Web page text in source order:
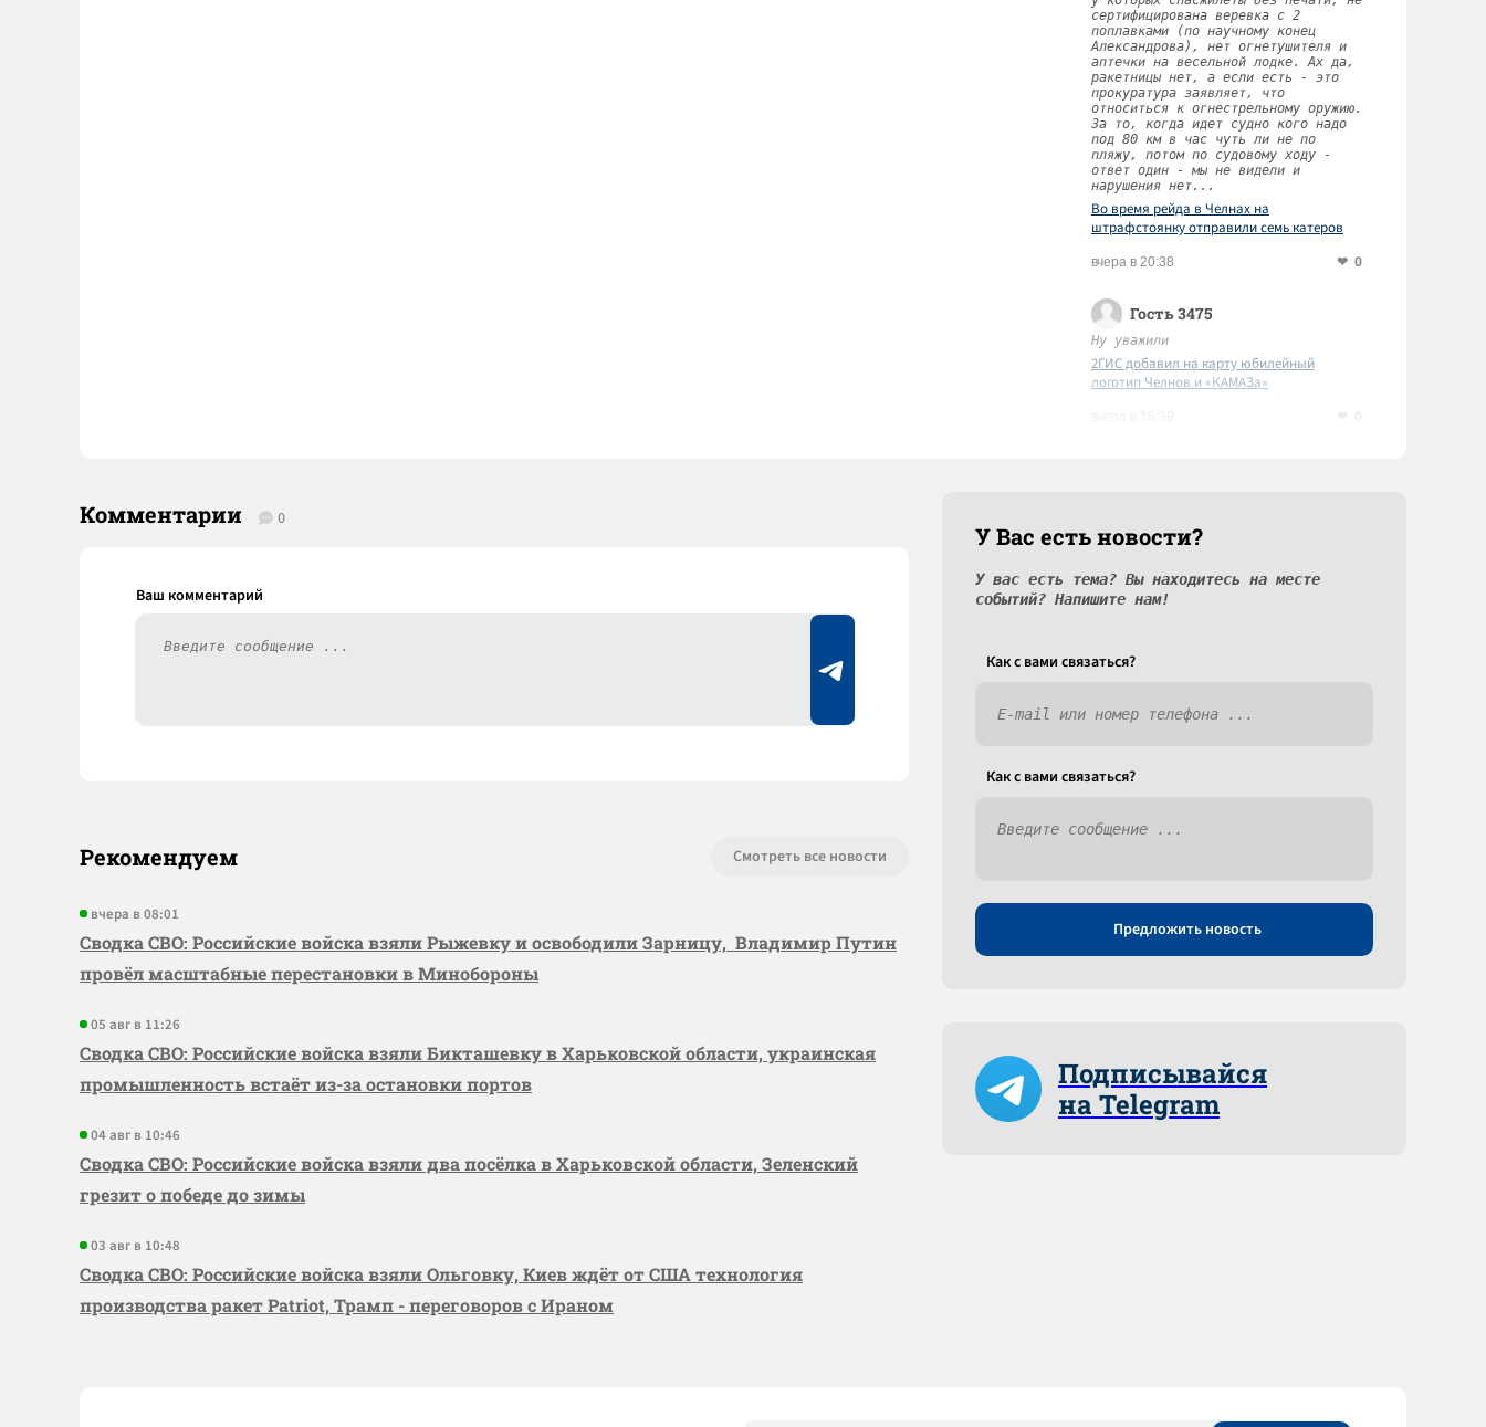
сертифицирована веревка с 2
поплавками (по научному конец
Александрова), нет огнетушителя и
аптечки на весельной лодке. Ах да,
ракетницы нет, а если есть - это
прокуратура заявляет, что
относиться к огнестрельному оружию.
За то, когда идет судно кого надо
под 80 км в час чуть ли не по
пляжу, потом по судовому ходу -
ответ один - мы не видели и
нарушения нет...
Во время рейда в Челнах на
штрафстоянку отправили семь катеров
вчера в 20:38 0
Гость 3475
Ну уважили
2ГИС добавил на карту юбилейный
логотип Челнов и «КАМАЗа»
Комментарии 0
Рекомендуем Смотреть все новости
вчера в 08:01
Сводка СВО: Российские войска взяли Рыжевку и освободили Зарницу, Владимир Путин
провёл масштабные перестановки в Минобороны
05 авг в 11:26
Сводка СВО: Российские войска взяли Бикташевку в Харьковской области, украинская
промышленность встаёт из-за остановки портов
04 авг в 10:46
Сводка СВО: Российские войска взяли два посёлка в Харьковской области, Зеленский
грезит о победе до зимы
03 авг в 10:48
Сводка СВО: Российские войска взяли Ольговку, Киев ждёт от США технология
производства ракет Patriot, Трамп - переговоров с Ираном
У Вас есть новости?
У вас есть тема? Вы находитесь на месте
событий? Напишите нам!
Как c вами связаться?
Как c вами связаться?
Предложить новость
Подписывайся
на Telegram